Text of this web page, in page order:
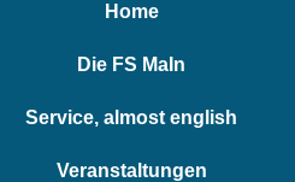
Home
Die FS MaIn
Service, almost english
Veranstaltungen